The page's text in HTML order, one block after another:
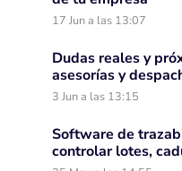
17 Jun a las 13:07
Dudas reales y
asesorías y
3 Jun a las 13:15
Software de
controlar lotes,